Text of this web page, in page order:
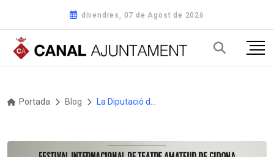
divendres, 07 de Agost de 2026
Portada Blog